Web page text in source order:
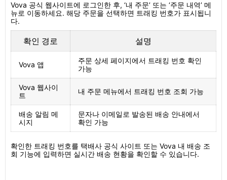
Vova 공식 웹사이트에 로그인한 후, ‘내 주문’ 또는 ‘주문 내역’ 메
뉴로 이동하세요. 해당 주문을 선택하면 트래킹 번호가 표시됩니
다.
확인 경로 설명
Vova 앱
주문 상세 페이지에서 트래킹 번호 확인
가능
Vova 웹사이
트
내 주문 메뉴에서 트래킹 번호 조회 가능
배송 알림 메
시지
문자나 이메일로 발송된 배송 안내에서
확인 가능
확인한 트래킹 번호를 택배사 공식 사이트 또는 Vova 내 배송 조
회 기능에 입력하면 실시간 배송 현황을 확인할 수 있습니다.